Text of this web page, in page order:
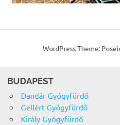
WordPress Theme:
BUDAPEST
Dandár Gyógyfürdő
Gellért Gyógyfürdő
Király Gyógyfürdő